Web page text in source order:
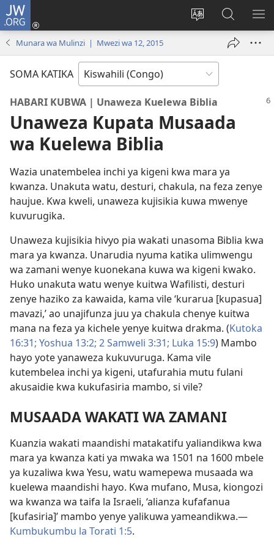
JW.ORG
Badili
adresi
Ingia
(opens
Tafuta
ku
JW.ORG
Munara wa Mulinzi | Mwezi wa 12, 2015
SOMA KATIKA
HABARI KUBWA | Unaweza Kuelewa Biblia
Unaweza Kupata Musaada
wa Kuelewa Biblia
Wazia unatembelea inchi ya kigeni kwa mara ya
kwanza. Unakuta watu, desturi, chakula, na feza zenye
haujue. Kwa kweli, unaweza kujisikia kuwa mwenye
kuvurugika.
Unaweza kujisikia hivyo pia wakati unasoma Biblia kwa
mara ya kwanza. Unarudia nyuma katika ulimwengu
wa zamani wenye kuonekana kuwa wa kigeni kwako.
Huko unakuta watu wenye kuitwa Wafilisti, desturi
zenye haziko za kawaida, kama vile ‘kurarua [kupasua]
mavazi,’ ao unajifunza juu ya chakula chenye kuitwa
mana na feza ya kichele yenye kuitwa drakma. (Kutoka
16:31; Yoshua 13:2; 2 Samweli 3:31; Luka 15:9) Mambo
hayo yote yanaweza kukuvuruga. Kama vile
kutembelea inchi ya kigeni, utafurahia mutu fulani
akusaidie kwa kukufasiria mambo, si vile?
MUSAADA WAKATI WA ZAMANI
Kuanzia wakati maandishi matakatifu yaliandikwa kwa
mara ya kwanza kati ya mwaka wa 1501 na 1600 mbele
ya kuzaliwa kwa Yesu, watu wamepewa musaada wa
kuelewa maandishi hayo. Kwa mufano, Musa, kiongozi
wa kwanza wa taifa la Israeli, ‘alianza kufafanua
[kufasiria]’ mambo yenye yalikuwa yameandikwa.—
Kumbukumbu la Torati 1:5.